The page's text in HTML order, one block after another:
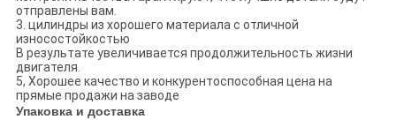
отправлены вам.
3. цилиндры из хорошего материала с отличной
износостойкостью
В результате увеличивается продолжительность жизни
двигателя.
5, Хорошее качество и конкурентоспособная цена на
прямые продажи на заводе
Упаковка и доставка